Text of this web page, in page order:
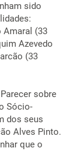
sido
Amaral (33
Azevedo
(33
sobre
Sócio-
dos seus
Alves Pinto.
que o